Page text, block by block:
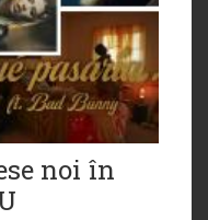
noi în